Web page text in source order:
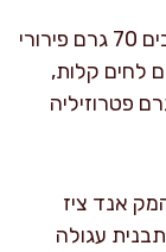
בקערה מערבבים 70 גרם פירורי
לחים קלות,
רטוב. אם אוהבים, מוסיפים 5 גרם פטרוזיליה
אנד ציז
25×18 ס"מ (או תבנית עגולה